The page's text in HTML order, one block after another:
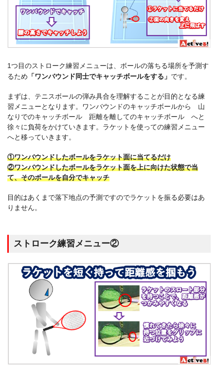
1つ目のストローク練習メニューは、ボールの落ちる場所を予測す
るため 「ワンバウンド同士でキャッチボールをする」 です。
まずは、テニスボールの弾み具合を理解することが目的となる練
習メニューとなります。ワンバウンドのキャッチボールから 山
なりでのキャッチボール 距離を離してのキャッチボール へと
徐々に負荷をかけていきます。ラケットを使っての練習メニュー
へと移っていきます。
①ワンバウンドしたボールをラケット面に当てるだけ
②ワンバウンドしたボールをラケット面を上に向けた状態で当
て、そのボールを自分でキャッチ
目的はあくまで落下地点の予測ですのでラケットを振る必要はあ
りません。
ストローク練習メニュー②